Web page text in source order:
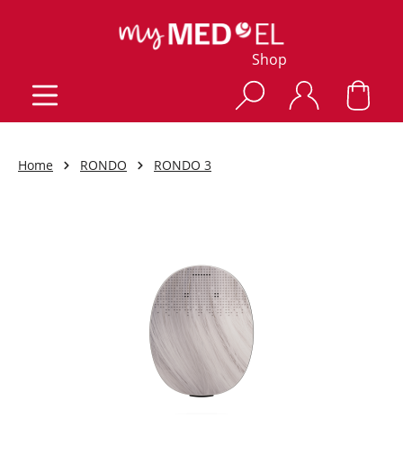
Shop
Home RONDO RONDO 3